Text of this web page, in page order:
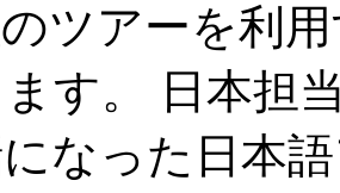
ツアーを利
す。 日本担
なった日本